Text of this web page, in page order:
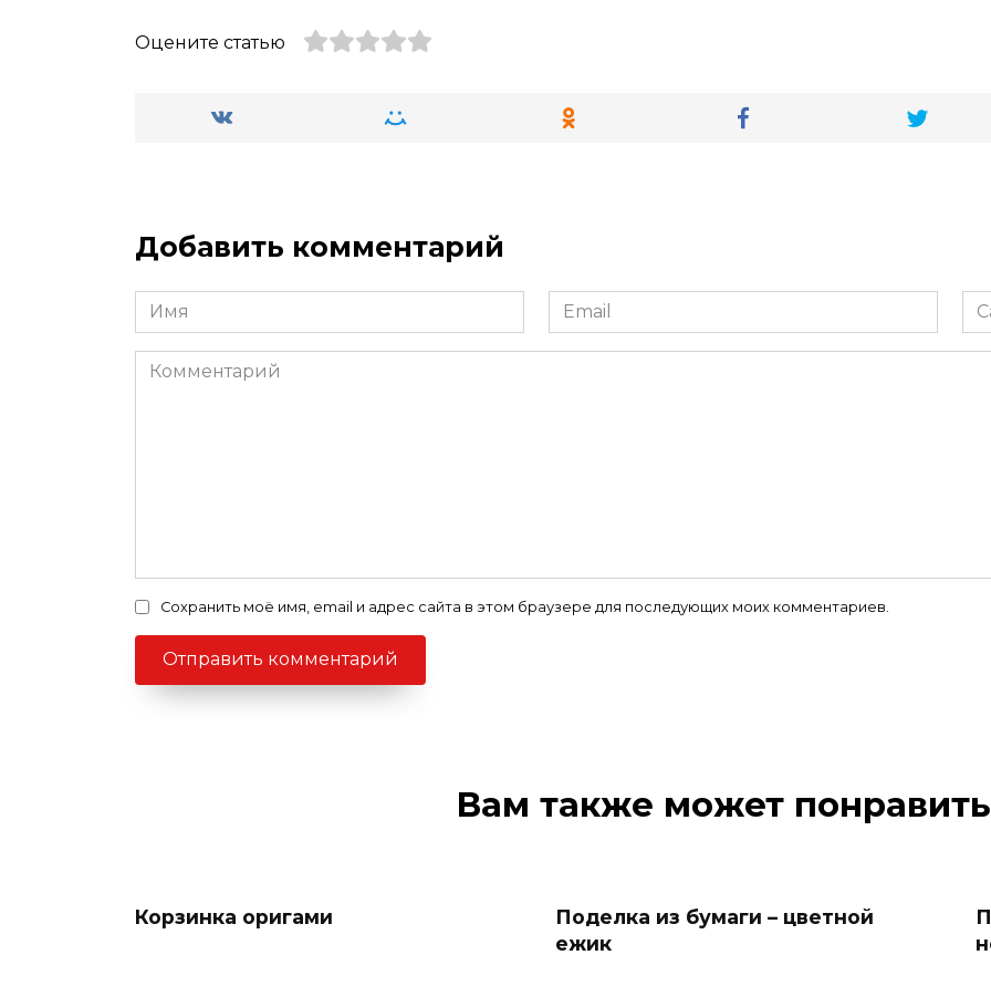
Оцените статью
Добавить комментарий
Имя
*
Email
*
Комментарий
Сохранить моё имя, email и адрес сайта в этом браузере для последующих моих комментариев.
Вам также может
Корзинка оригами
Поделка из бумаги – цветной
ежик